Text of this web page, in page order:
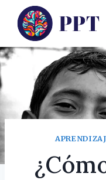
Saltar
contenido